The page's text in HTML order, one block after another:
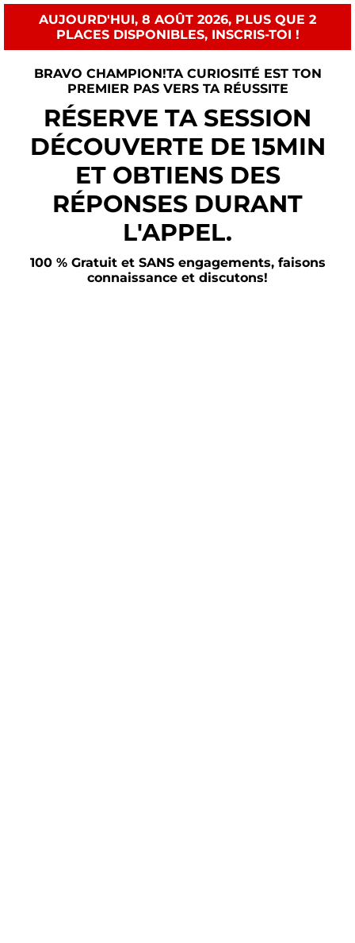
AUJOURD'HUI, 8 AOÛT 2026, PLUS QUE 2
PLACES DISPONIBLES, INSCRIS-TOI !
BRAVO CHAMPION!TA CURIOSITÉ EST TON
PREMIER PAS VERS TA RÉUSSITE
RÉSERVE TA SESSION
DÉCOUVERTE DE 15MIN
ET OBTIENS DES
RÉPONSES DURANT
L'APPEL.
100 % Gratuit et SANS engagements, faisons
connaissance et discutons!